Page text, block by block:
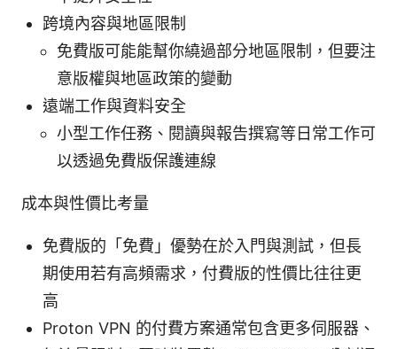
跨境內容與地區限制
免費版可能能幫你繞過部分地區限制，但要注
意版權與地區政策的變動
遠端工作與資料安全
小型工作任務、閱讀與報告撰寫等日常工作可
以透過免費版保護連線
成本與性價比考量
免費版的「免費」優勢在於入門與測試，但長
期使用若有高頻需求，付費版的性價比往往更
高
Proton VPN 的付費方案通常包含更多伺服器、